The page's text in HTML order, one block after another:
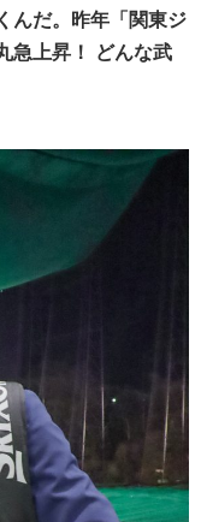
んだ。昨年「関東ジ
急上昇！ どんな武